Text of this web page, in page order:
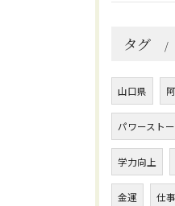
タグ
山口県
パワースト
学力向上
金運 仕